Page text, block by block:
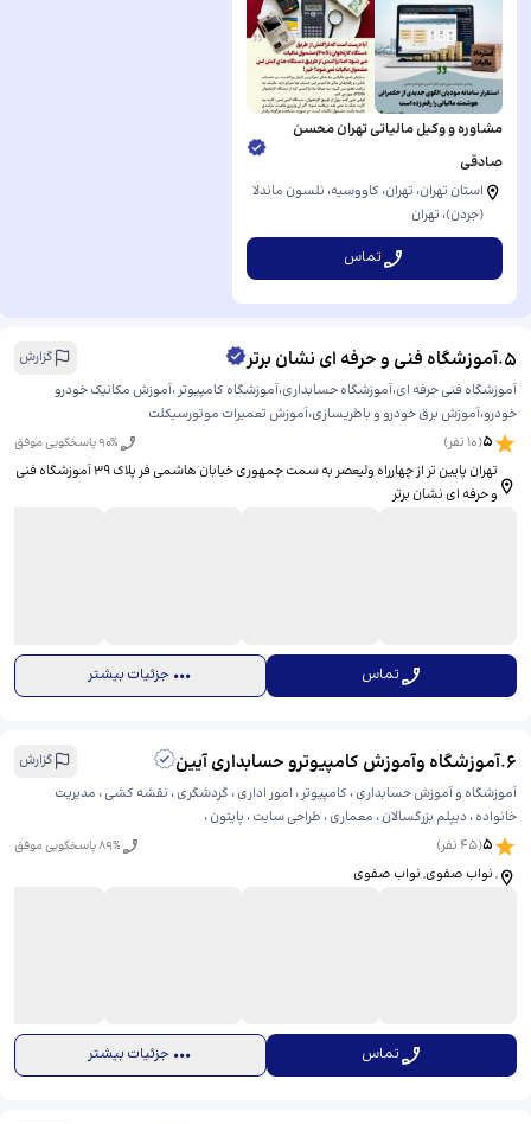
مشاوره و وکیل مالیاتی تهران محسن
صادقی
استان تهران، تهران، کاووسیه، نلسون ماندلا
(جردن)، ​تهران
تماس
5
.آموزشگاه فنی و حرفه ای نشان برتر
گزارش
آموزشگاه فنی حرفه ای،آموزشگاه حسابداری،آموزشگاه کامپیوتر ،آموزش مکانیک خودرو
خودرو،آموزش برق خودرو و باطریسازی،آموزش تعمیرات موتورسیکلت
5
(
10 نفر) 90% پاسخگویی موفق
تهران پایین تر از چهارراه ولیعصر به سمت جمهوری خیابان هاشمی فر پلاک 39 آموزشگاه فنی
و حرفه ای نشان برتر
تماس جزئیات بیشتر
6
.آموزشگاه وآموزش کامپیوترو حسابداری آیین
گزارش
آموزشگاه و آموزش حسابداری ، کامپیوتر ، امور اداری ، گردشگری ، نقشه کشی ، مدیریت
خانواده ، دیپلم بزرگسالان ، معماری ، طراحی سایت ، پایتون ،
5
(
45نفر) 89% پاسخگویی موفق
, نواب صفوی, نواب صفوی
تماس جزئیات بیشتر